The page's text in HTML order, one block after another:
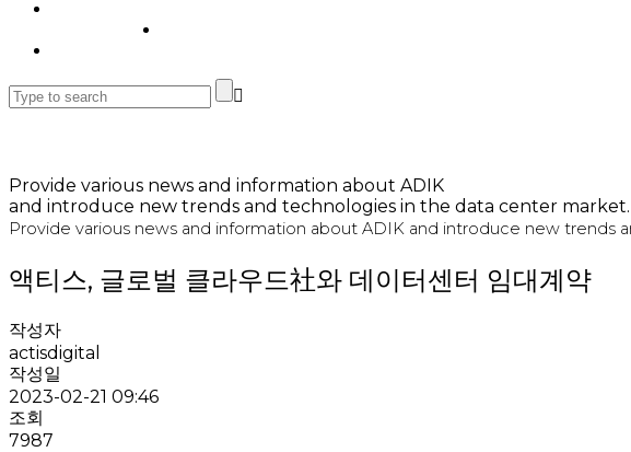
Provide various news and information about ADIK
and introduce new trends and technologies in the data center market.
Provide various news and information about ADIK and introduce new trends
액티스, 글로벌 클라우드社와 데이터센터 임대계약
작성자
actisdigital
작성일
2023-02-21 09:46
조회
7987